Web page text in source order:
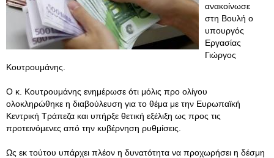
ανακοίνωσε
στη Βουλή ο
υπουργός
Εργασίας
Γιώργος
Κουτρουμάνης.
Ο κ. Κουτρουμάνης ενημέρωσε ότι μόλις προ ολίγου
ολοκληρώθηκε η διαβούλευση για το θέμα με την Ευρωπαϊκή
Κεντρική Τράπεζα και υπήρξε θετική εξέλιξη ως προς τις
προτεινόμενες από την κυβέρνηση ρυθμίσεις.
Ως εκ τούτου υπάρχει πλέον η δυνατότητα να προχωρήσει η δέσμη